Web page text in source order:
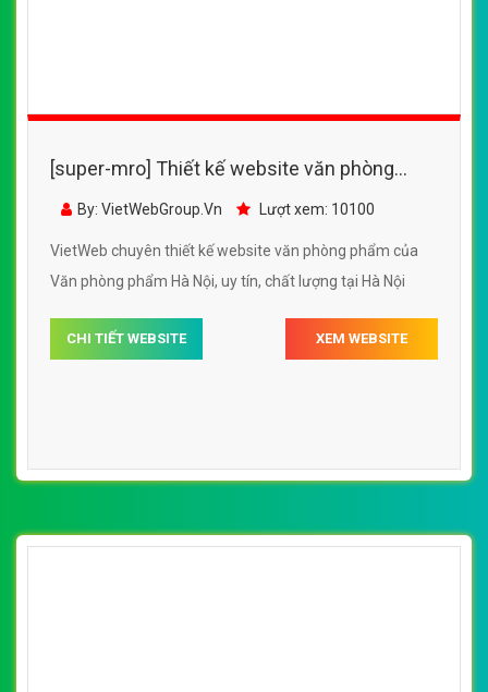
[super-mro] Thiết kế website văn phòng
phẩm của Văn phòng phẩm Hà Nội
By: VietWebGroup.Vn Lượt xem: 10100
VietWeb chuyên thiết kế website văn phòng phẩm của
Văn phòng phẩm Hà Nội, uy tín, chất lượng tại Hà Nội
CHI TIẾT WEBSITE XEM WEBSITE